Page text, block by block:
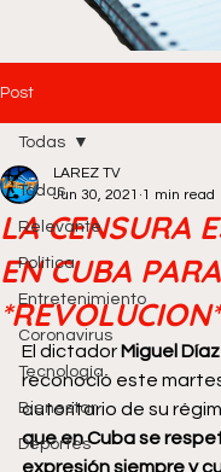
Post
Todas
Relevante
Política
Entretenimiento
Coronavirus
Tecnología
Bienestar
Deportes
Todas
LA CENSURA
EN CUBA
*REVOLUCION*
LAREZ TV
Jun 30, 2021 1 min read
El dictador Miguel
reconoció este
autoritario de su
que en Cuba se
expresión siempre y